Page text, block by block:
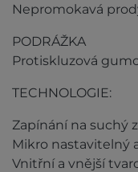
Nepromokavá
PODRÁŽKA
Protiskluzová
TECHNOLOGIE:
Zapínání na suchý
Mikro nastavitelný
Vnitřní a vnější